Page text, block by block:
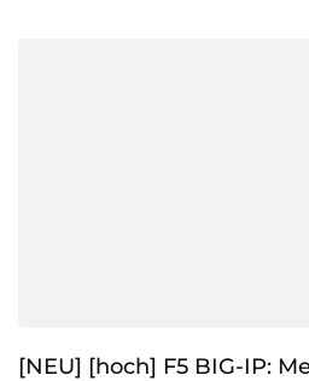
[NEU] [hoch] F5 BIG-IP: